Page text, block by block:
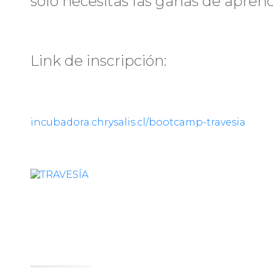
Link de inscripción:
incubadora.chrysalis.cl/bootcamp-travesia